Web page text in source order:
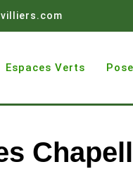
Espaces Verts